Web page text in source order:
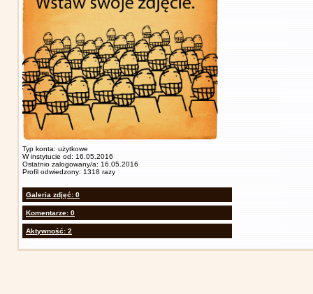
Typ konta: użytkowe
W instytucie od: 16.05.2016
Ostatnio zalogowany/a: 16.05.2016
Profil odwiedzony: 1318 razy
Galeria zdjęć: 0
Komentarze: 0
Aktywność: 2